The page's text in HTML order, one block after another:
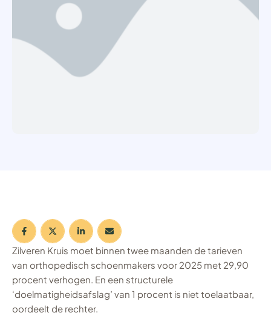
Zilveren Kruis moet binnen twee maanden de tarieven
van orthopedisch schoenmakers voor 2025 met 29,90
procent verhogen. En een structurele
‘doelmatigheidsafslag’ van 1 procent is niet toelaatbaar,
oordeelt de rechter.